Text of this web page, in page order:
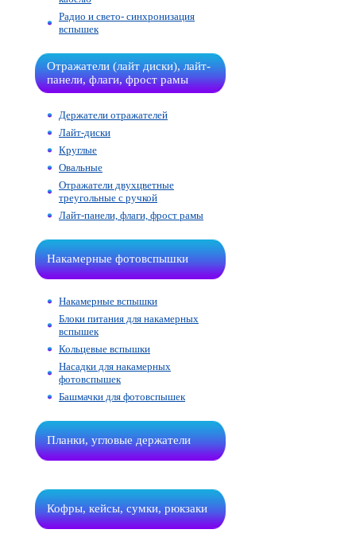
Радио и свето- синхронизация
вспышек
Отражатели (лайт диски), лайт-
панели, флаги, фрост рамы
Держатели отражателей
Лайт-диски
Круглые
Овальные
Отражатели двухцветные
треугольные с ручкой
Лайт-панели, флаги, фрост рамы
Накамерные фотовспышки
Накамерные вспышки
Блоки питания для накамерных
вспышек
Кольцевые вспышки
Насадки для накамерных
фотовспышек
Башмачки для фотовспышек
Планки, угловые держатели
Кофры, кейсы, сумки, рюкзаки